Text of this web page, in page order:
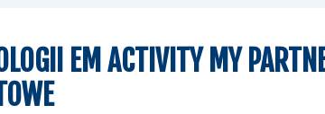
EM ACTIVITY MY